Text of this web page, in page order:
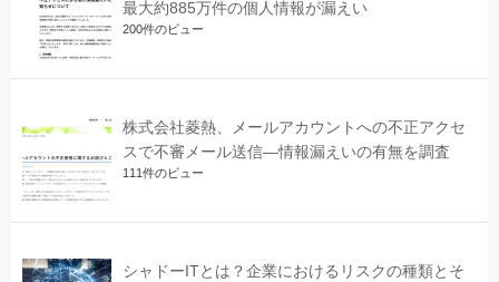
最大約885万件の個人情報が漏えい
200件のビュー
株式会社菱熱、メールアカウントへの不正アクセ
スで不審メール送信―情報漏えいの有無を調査
111件のビュー
シャドーITとは？企業におけるリスクの種類とそ